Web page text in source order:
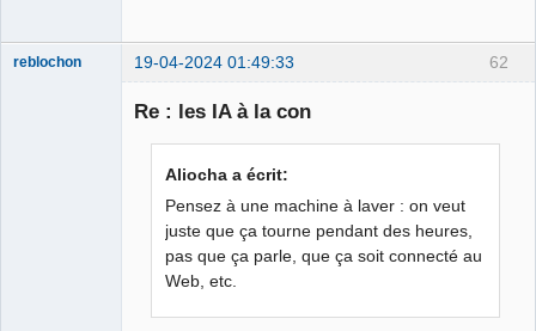
62
reblochon 19-04-2024 01:49:33
Re : les IA à la con
Aliocha a écrit:
Pensez à une machine à laver : on veut
juste que ça tourne pendant des heures,
pas que ça parle, que ça soit connecté au
Web, etc.